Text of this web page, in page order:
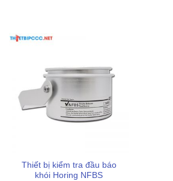
Thiết bị kiểm tra đầu báo
khói Horing NFBS